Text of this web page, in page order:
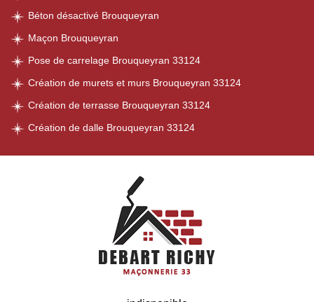
Béton désactivé Brouqueyran
Maçon Brouqueyran
Pose de carrelage Brouqueyran 33124
Création de murets et murs Brouqueyran 33124
Création de terrasse Brouqueyran 33124
Création de dalle Brouqueyran 33124